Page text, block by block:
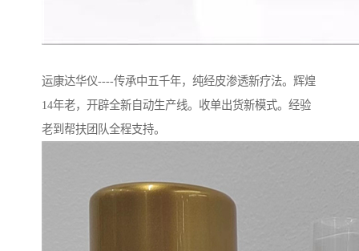
运康达华仪----传承中五千年，纯经皮渗透新疗法。辉煌
14年老，开辟全新自动生产线。收单出货新模式。经验
老到帮扶团队全程支持。